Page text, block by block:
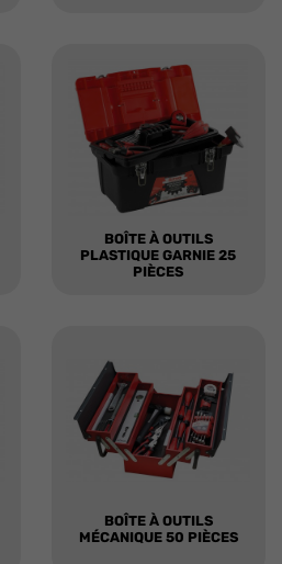
BOÎTE À OUTILS
PLASTIQUE GARNIE 25
PIÈCES
BOÎTE À OUTILS
MÉCANIQUE 50 PIÈCES